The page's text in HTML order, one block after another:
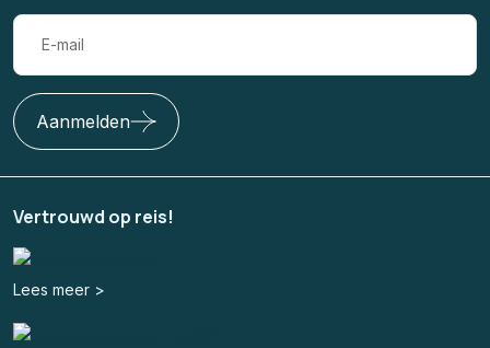
Aanmelden
Vertrouwd op reis!
Lees meer >